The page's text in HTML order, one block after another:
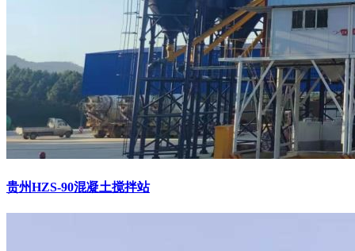
贵州HZS-90混凝土搅拌站